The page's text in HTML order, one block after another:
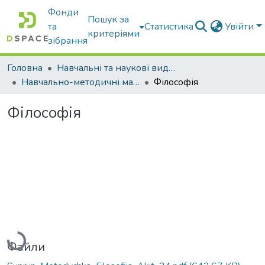
Фонди
та
зібрання
Пошук за
критеріями
Статистика Увійти
Головна
Навчальні та наукові видання
Навчально-методичні матеріали
Філософія
Філософія
Вантажиться...
Файли